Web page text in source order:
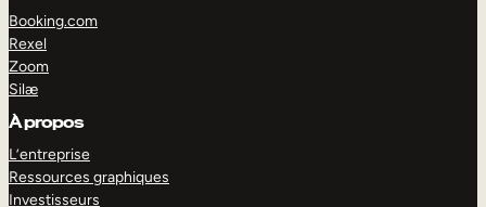
Booking.com
Rexel
Zoom
Silæ
À propos
L’entreprise
Ressources graphiques
Investisseurs